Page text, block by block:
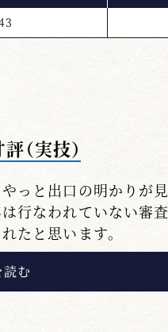
（実技）
っと出口の明かりが
行なわれていない審
たと思います。
査員としての心構え、